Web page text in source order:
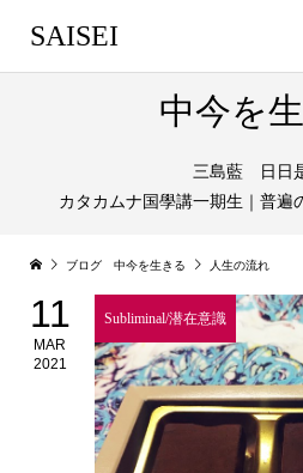
SAISEI
中今を
三島藍 日日
カタカムナ国學講一期生｜普遍
ブログ 中今を生きる 人生の流れ
11
MAR
2021
Subliminal/潜在意識